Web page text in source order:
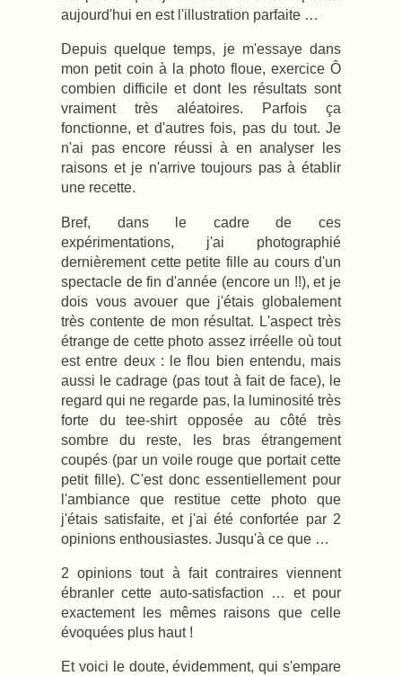
aujourd'hui en est l'illustration parfaite …
Depuis quelque temps, je m'essaye dans
mon petit coin à la photo floue, exercice Ô
combien difficile et dont les résultats sont
vraiment très aléatoires. Parfois ça
fonctionne, et d'autres fois, pas du tout. Je
n'ai pas encore réussi à en analyser les
raisons et je n'arrive toujours pas à établir
une recette.
Bref, dans le cadre de ces
expérimentations, j'ai photographié
dernièrement cette petite fille au cours d'un
spectacle de fin d'année (encore un !!), et je
dois vous avouer que j'étais globalement
très contente de mon résultat. L'aspect très
étrange de cette photo assez irréelle où tout
est entre deux : le flou bien entendu, mais
aussi le cadrage (pas tout à fait de face), le
regard qui ne regarde pas, la luminosité très
forte du tee-shirt opposée au côté très
sombre du reste, les bras étrangement
coupés (par un voile rouge que portait cette
petit fille). C'est donc essentiellement pour
l'ambiance que restitue cette photo que
j'étais satisfaite, et j'ai été confortée par 2
opinions enthousiastes. Jusqu'à ce que …
2 opinions tout à fait contraires viennent
ébranler cette auto-satisfaction … et pour
exactement les mêmes raisons que celle
évoquées plus haut !
Et voici le doute, évidemment, qui s'empare